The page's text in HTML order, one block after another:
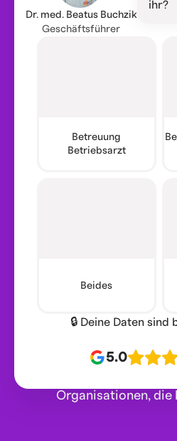
Dr. med. Beatus Buchzik
Geschäftsführer
ihr?
Betreuung
Betriebsarzt
Beides
🔒 Deine Daten sind
5.0
Organisationen, die